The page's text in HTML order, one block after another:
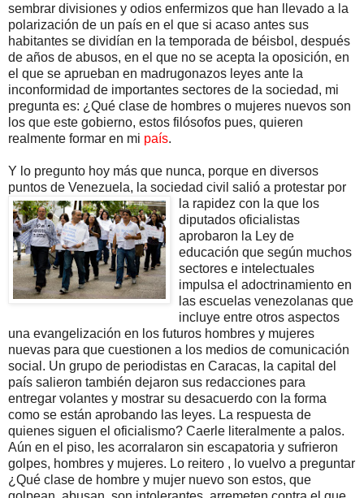
sembrar divisiones y odios enfermizos que han llevado a la
polarización de un país en el que si acaso antes sus
habitantes se dividían en la temporada de béisbol, después
de años de abusos, en el que no se acepta la oposición, en
el que se aprueban en madrugonazos leyes ante la
inconformidad de importantes sectores de la sociedad, mi
pregunta es: ¿Qué clase de hombres o mujeres nuevos son
los que este gobierno, estos filósofos pues, quieren
realmente formar en mi país.
Y lo pregunto hoy más que nunca, porque en diversos
puntos de Venezuela, la sociedad civil salió a protestar por
la rapidez con la que los
diputados oficialistas
aprobaron la Ley de
educación que según muchos
sectores e intelectuales
impulsa el adoctrinamiento en
las escuelas venezolanas que
incluye entre otros aspectos
una evangelización en los futuros hombres y mujeres
nuevas para que cuestionen a los medios de comunicación
social. Un grupo de periodistas en Caracas, la capital del
país salieron también dejaron sus redacciones para
entregar volantes y mostrar su desacuerdo con la forma
como se están aprobando las leyes. La respuesta de
quienes siguen el oficialismo? Caerle literalmente a palos.
Aún en el piso, les acorralaron sin escapatoria y sufrieron
golpes, hombres y mujeres. Lo reitero , lo vuelvo a preguntar
¿Qué clase de hombre y mujer nuevo son estos, que